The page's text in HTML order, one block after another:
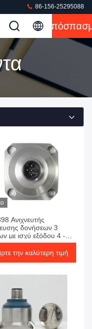
86-156-25295088
Ανιχνευτής
δονήσεων 3
με ισχύ εξόδου 4 -
την καλύτερη τιμή